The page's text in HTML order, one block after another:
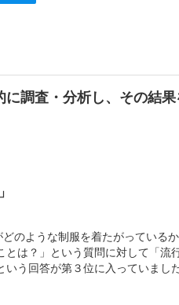
調査・分析し、その結果
のような制服を着たがっている
は？」という質問に対して「流
いう回答が第３位に入っていまし